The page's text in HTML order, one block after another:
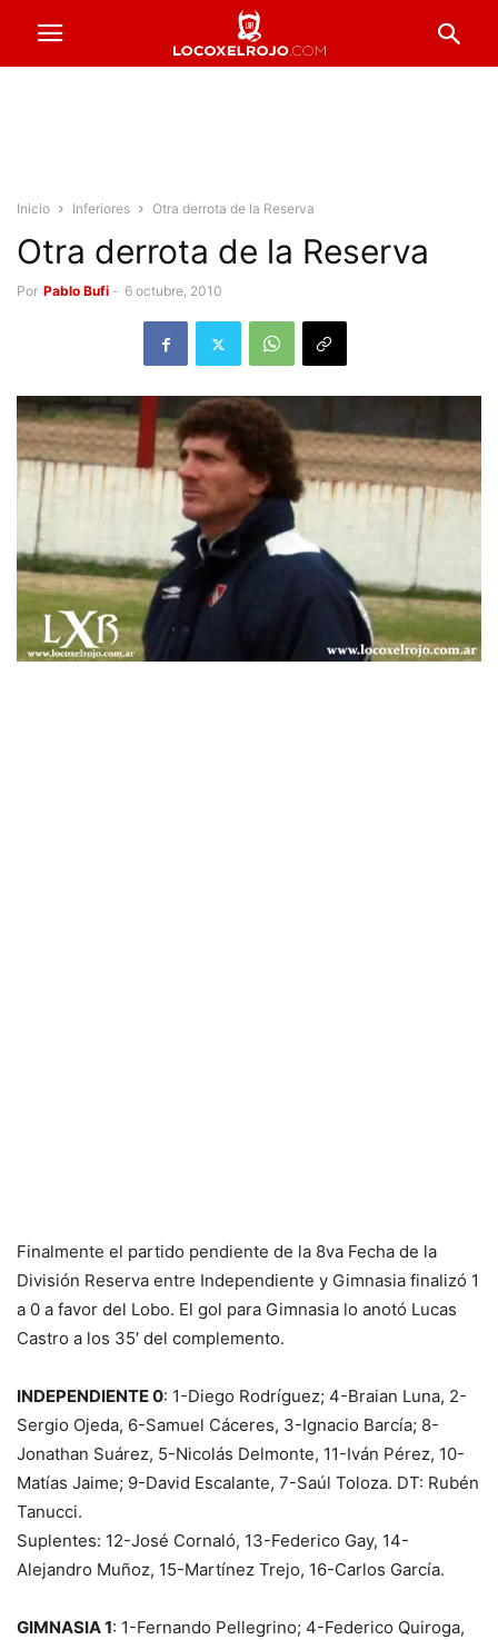
Inicio Inferiores Otra derrota de la Reserva
Otra derrota de la Reserva
Por Pablo Bufi - 6 octubre, 2010
Finalmente el partido pendiente de la 8va Fecha de la
División Reserva entre Independiente y Gimnasia finalizó 1
a 0 a favor del Lobo. El gol para Gimnasia lo anotó Lucas
Castro a los 35′ del complemento.
INDEPENDIENTE 0: 1-Diego Rodríguez; 4-Braian Luna, 2-
Sergio Ojeda, 6-Samuel Cáceres, 3-Ignacio Barcía; 8-
Jonathan Suárez, 5-Nicolás Delmonte, 11-Iván Pérez, 10-
Matías Jaime; 9-David Escalante, 7-Saúl Toloza. DT: Rubén
Tanucci.
Suplentes: 12-José Cornaló, 13-Federico Gay, 14-
Alejandro Muñoz, 15-Martínez Trejo, 16-Carlos García.
GIMNASIA 1: 1-Fernando Pellegrino; 4-Federico Quiroga,